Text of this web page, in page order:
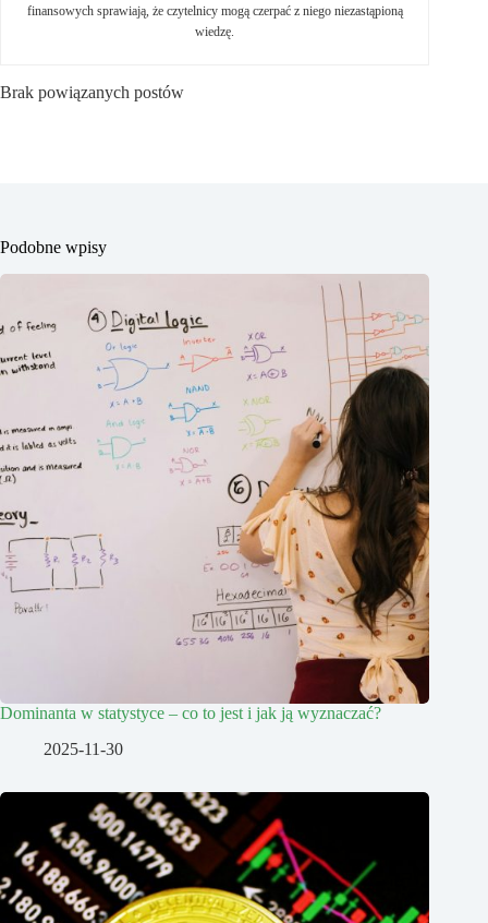
finansowych sprawiają, że czytelnicy mogą czerpać z niego niezastąpioną
wiedzę.
Brak powiązanych postów
Podobne wpisy
Dominanta w statystyce – co to jest i jak ją wyznaczać?
2025-11-30